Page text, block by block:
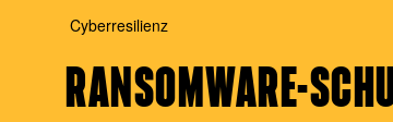
Cyberresilienz
RANSOMWARE-